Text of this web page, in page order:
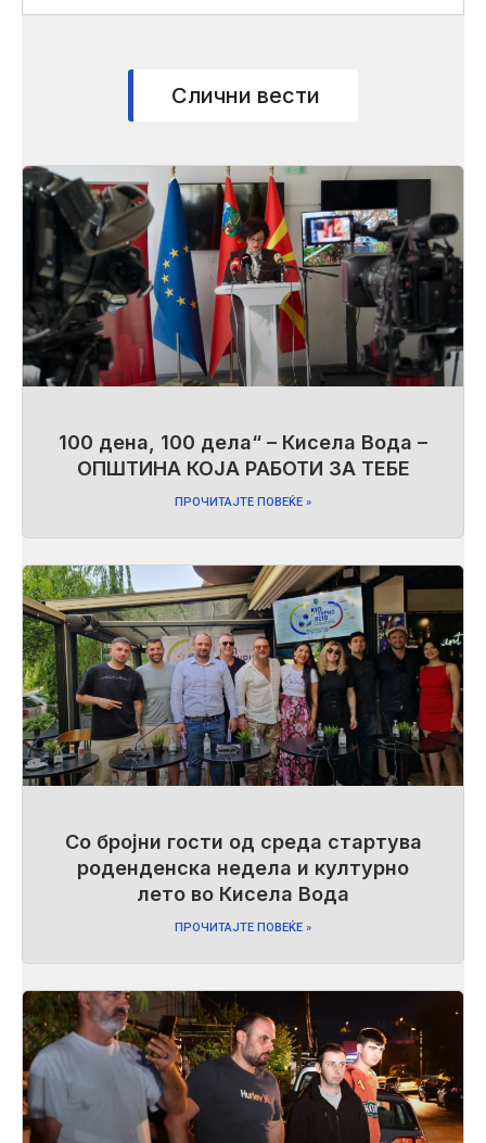
Слични вести
100 дена, 100 дела“ – Кисела Вода –
ОПШТИНА КОЈА РАБОТИ ЗА ТЕБЕ
ПРОЧИТАЈТЕ ПОВЕЌЕ »
Со бројни гости од среда стартува
роденденска недела и културно
лето во Кисела Вода
ПРОЧИТАЈТЕ ПОВЕЌЕ »